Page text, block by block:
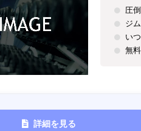
圧
ジ
い
無
詳細を見る